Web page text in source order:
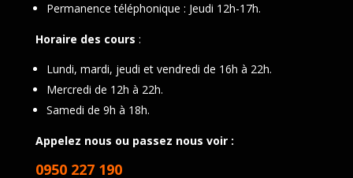
Permanence téléphonique : Jeudi 12h-17h.
Horaire des cours :
Lundi, mardi, jeudi et vendredi de 16h à 22h.
Mercredi de 12h à 22h.
Samedi de 9h à 18h.
Appelez nous ou passez nous voir :
0950 227 190